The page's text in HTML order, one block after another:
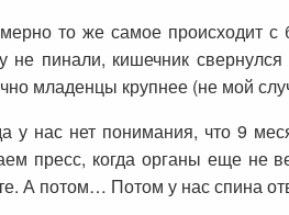
то же самое происходит
не пинали, кишечник
младенцы крупнее (не мой
у нас нет понимания, что 9
пресс, когда органы еще не
А потом… Потом у нас спина